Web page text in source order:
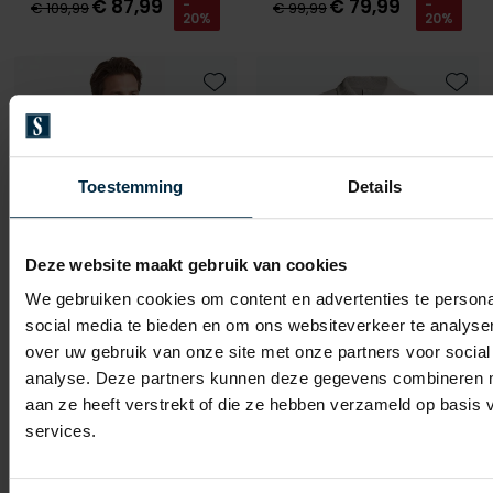
Toestemming Details
Deze website maakt gebruik van cookies
We gebruiken cookies om content en advertenties te
social media te bieden en om ons websiteverkeer te
over uw gebruik van onze site met onze partners voor
analyse. Deze partners kunnen deze gegevens combineren
aan ze heeft verstrekt of die ze hebben verzameld op basis
services.
€ 109,99€ 87,99 -
20% € 99,99€ 79,99 -
20%
Cast Iron
Overshirt khaki
Cast Iron
Overshirt grijs CSW2608435-Harbor Mist